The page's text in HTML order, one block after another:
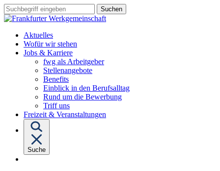
Sprungziel:
Zum
Sprungziel:
Zur
Sprungziel:
Zum
Suchbegriff
eingeben
Aktuelles
Wofür wir stehen
Jobs & KarriereUntermenü
von
"Jobs
&
fwg als Arbeitgeber
Stellenangebote
Benefits
Einblick in den Berufsalltag
Rund um die Bewerbung
Triff uns
Freizeit & Veranstaltungen
Suche